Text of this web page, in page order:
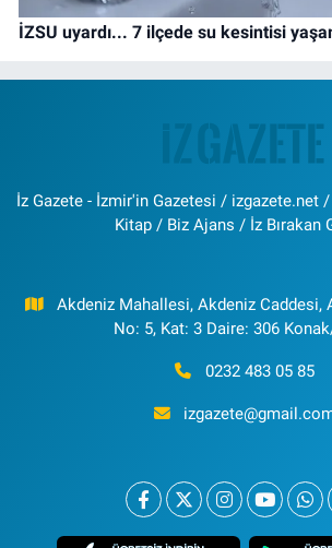
İZSU uyardı... 7 ilçede su kesintisi
İz Gazete - İzmir'in Gazetesi / izgazete.net
Kitap / Biz Ajans / İz Bırakan
Akdeniz Mahallesi, Akdeniz Caddesi,
No: 5, Kat: 3 Daire: 306
0232 483 05 85